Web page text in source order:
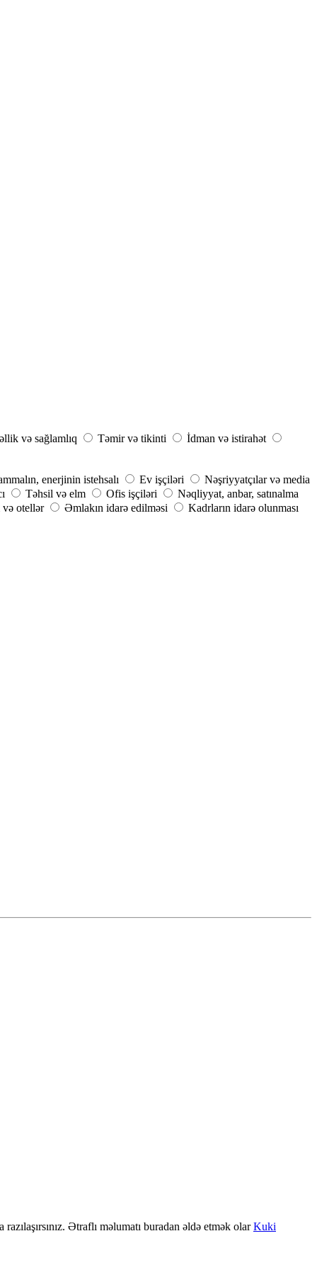
və sağlamlıq Təmir və tikinti İdman və istirahət
enerjinin istehsalı Ev işçiləri
Nəşriyyatçılar və media
Təhsil və elm Ofis işçiləri
Nəqliyyat, anbar, satınalma
otellər
Əmlakın idarə edilməsi Kadrların idarə olunması
Ətraflı məlumatı buradan əldə etmək olarKuki